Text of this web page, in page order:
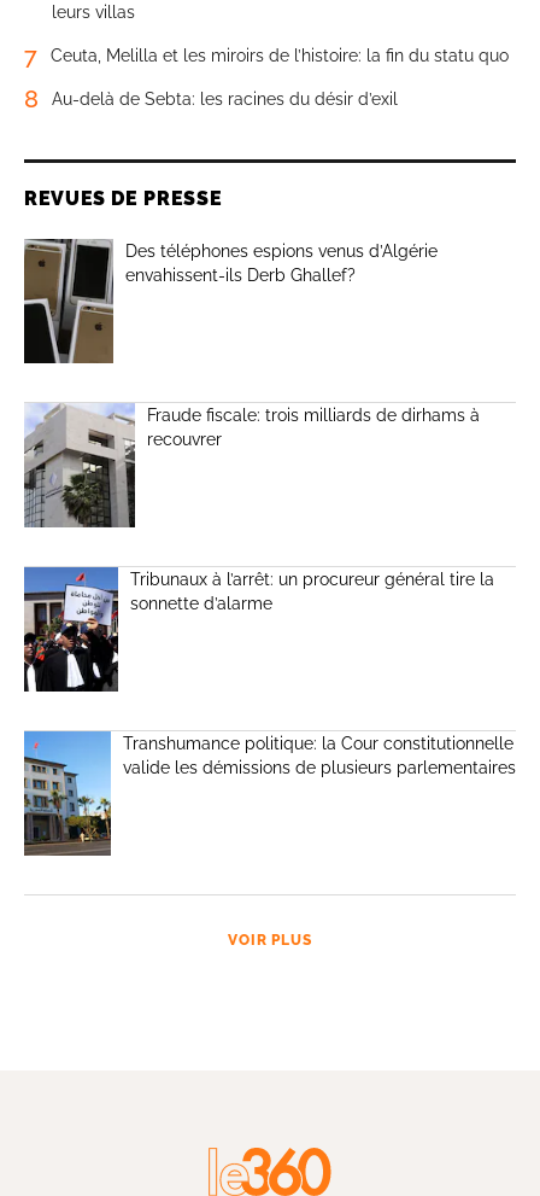
leurs villas
7 Ceuta, Melilla et les miroirs de l’histoire: la fin du statu quo
8 Au-delà de Sebta: les racines du désir d’exil
REVUES DE PRESSE
Des téléphones espions venus d’Algérie
envahissent-ils Derb Ghallef?
Fraude fiscale: trois milliards de dirhams à
recouvrer
Tribunaux à l’arrêt: un procureur général tire la
sonnette d’alarme
Transhumance politique: la Cour constitutionnelle
valide les démissions de plusieurs parlementaires
VOIR PLUS